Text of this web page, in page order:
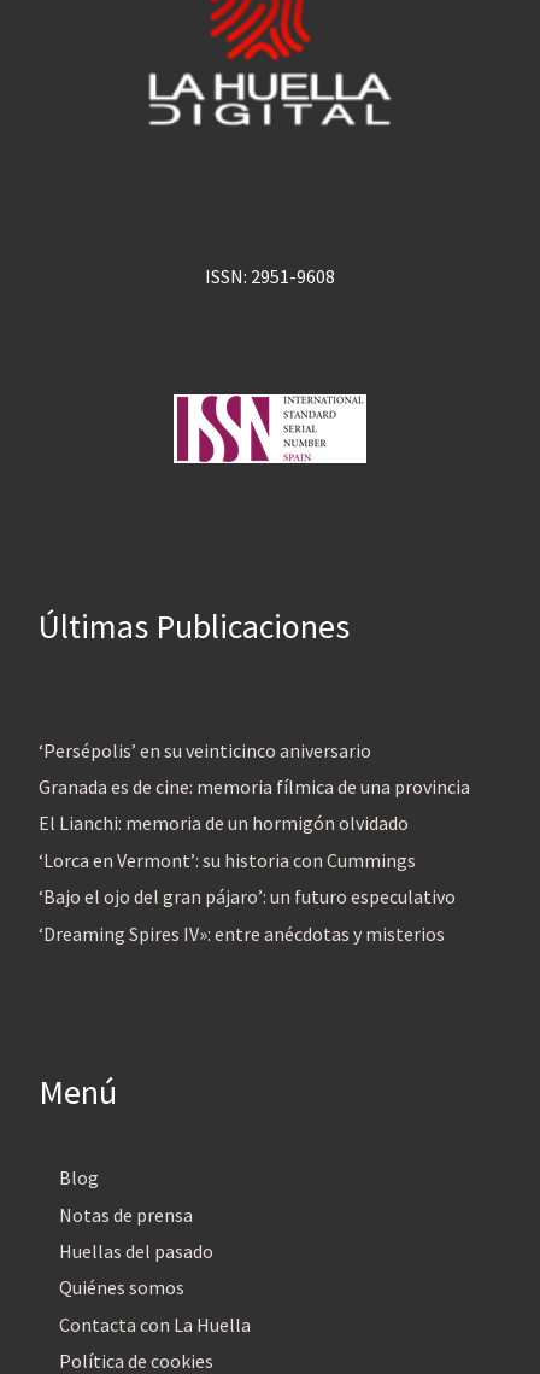
ISSN: 2951-9608
Últimas Publicaciones
‘Persépolis’ en su veinticinco aniversario
Granada es de cine: memoria fílmica de una provincia
El Lianchi: memoria de un hormigón olvidado
‘Lorca en Vermont’: su historia con Cummings
‘Bajo el ojo del gran pájaro’: un futuro especulativo
‘Dreaming Spires IV»: entre anécdotas y misterios
Menú
Blog
Notas de prensa
Huellas del pasado
Quiénes somos
Contacta con La Huella
Política de cookies